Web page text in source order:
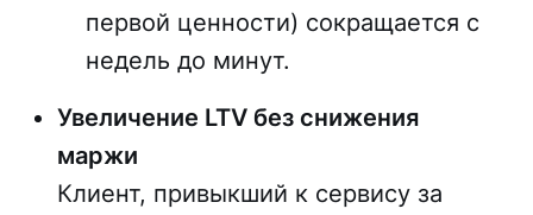
первой ценности) сокращается с
недель до минут.
Увеличение LTV без снижения
маржи
Клиент, привыкший к сервису за